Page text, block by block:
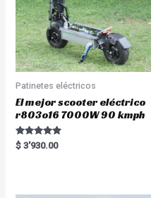
Patinetes eléctricos
El mejor scooter eléctrico
r803o16 7000W 90 kmph
Rated
5.00
$ 3'930.00